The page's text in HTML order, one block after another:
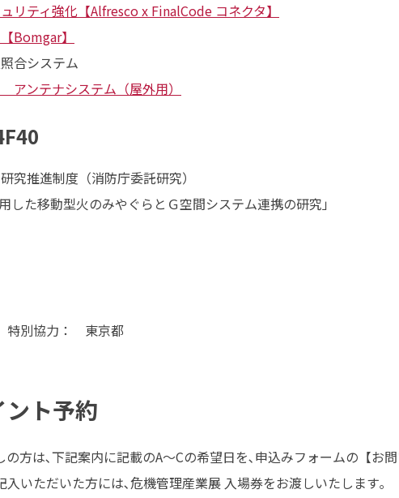
リティ強化【Alfresco x FinalCode コネクタ】
Bomgar】
合システム
ンテナシステム（屋外用）
究推進制度（消防庁委託研究）
した移動型火のみやぐらとＧ空間システム連携の研究」
特別協力： 東京都
ト予約
方は､下記案内に記載のA～Cの希望日を､申込みフォームの【お
いただいた方には､危機管理産業展 入場券をお渡しいたします｡